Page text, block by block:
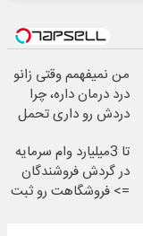
من نمیفهمم وقتی زانو
درد درمان داره، چرا
دردش رو داری تحمل
تا 3میلیارد وام سرمایه
در گردش فروشندگان
=> فروشگاهت رو ثبت